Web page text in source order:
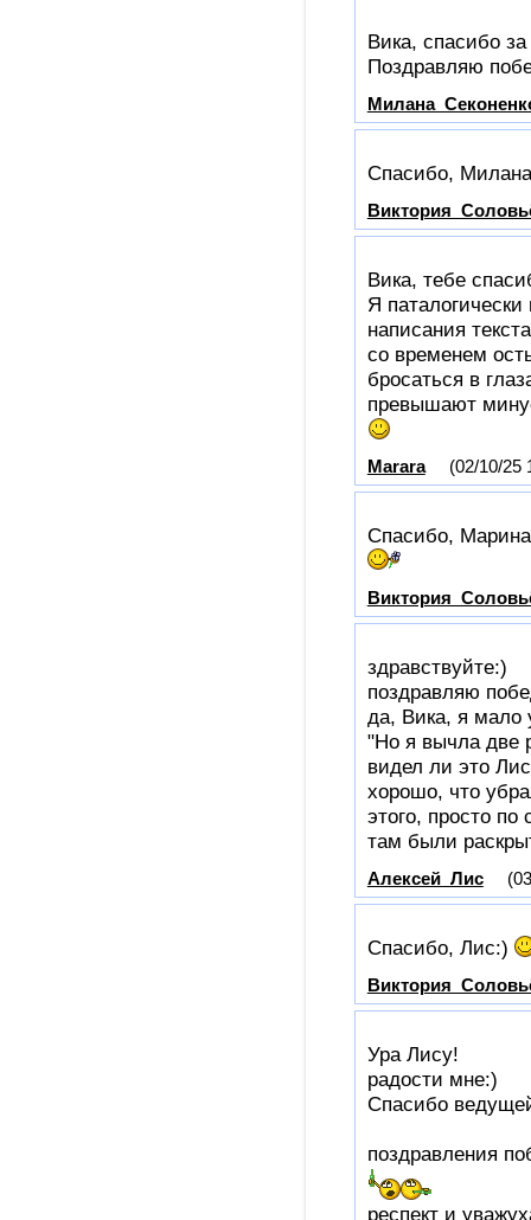
Вика, спасибо за
Поздравляю
Спасибо,
Вика, тебе
Я
написания
со временем
бросаться в
превышают
Marara (02/10/25
Спасибо,
здравствуйте:)
поздравляю
да, Вика, я мало
"Но я вычла две
видел ли это
хорошо, что
этого, просто
там были
Алексей_Лис
Спасибо, Лис:)
Ура Лису!
радости мне:)
Спасибо
поздравления
респект и